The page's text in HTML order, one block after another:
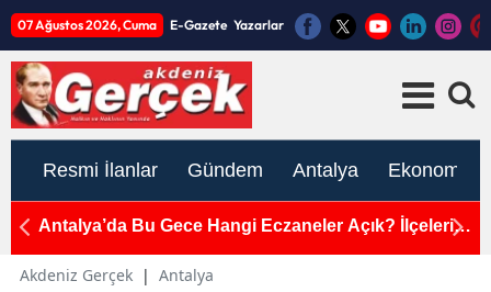
07 Ağustos 2026, Cuma E-Gazete Yazarlar
Resmi İlanlar Gündem Antalya Ekonomi
Antalya’da Bu Gece Hangi Eczaneler Açık? İlçelerin
Akdeniz Gerçek | Antalya